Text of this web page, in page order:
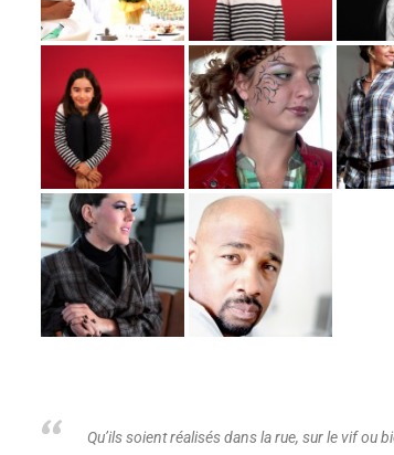
Qu’ils soient réalisés dans la rue, sur le vif ou